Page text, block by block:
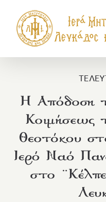
περιεχόμενο
Η Απόδοση
Κοιμήσεως
Θεοτόκου
Ιερό Ναό
στο